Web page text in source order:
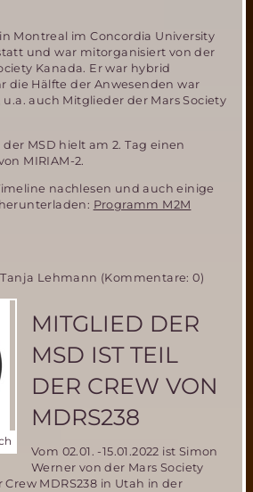
Montreal im Concordia University
und war mitorganisiert von der
Kanada. Er war hybrid
die Hälfte der Anwesenden war
auch Mitglieder der Mars Society
MSD hielt am 2. Tag einen
MIRIAM-2.
nachlesen und auch einige
Programm M2M
Lehmann (Kommentare: 0)
MITGLIED DER
MSD IST TEIL
DER CREW VON
MDRS238
Vom 02.01. -15.01.2022 ist Simon
Werner von der Mars Society
MDRS238 in Utah in der